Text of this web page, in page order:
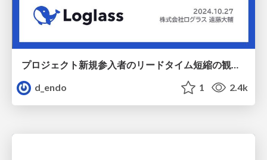
プロジェクト新規参入者のリードタイム短縮の観点から見る、品質の高いコードとアーキテクチャを保つメリット
d_endo
1 2.4k